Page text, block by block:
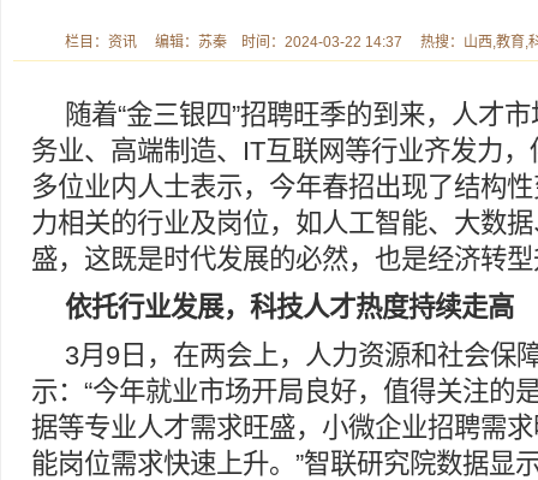
栏目：资讯 编辑：苏秦 时间：2024-03-22 14:37 热搜：山西,教育,
随着“金三银四”招聘旺季的到来，人才
务业、高端制造、IT互联网等行业齐发力
多位业内人士表示，今年春招出现了结构
力相关的行业及岗位，如人工智能、大数
盛，这既是时代发展的必然，也是经济转
依托行业发展，科技人才热度持续走高
3月9日，在两会上，人力资源和社会保
示：“今年就业市场开局良好，值得关注的
据等专业人才需求旺盛，小微企业招聘需
能岗位需求快速上升。”智联研究院数据显